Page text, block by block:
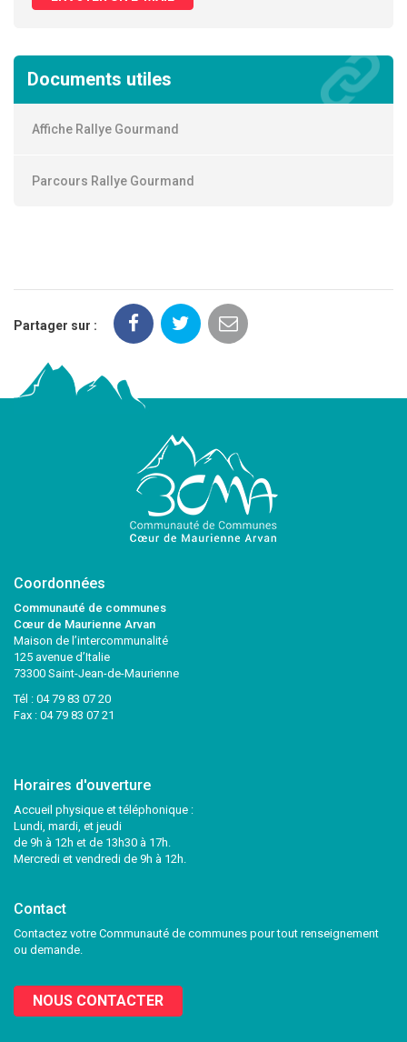
Documents utiles
Affiche Rallye Gourmand
Parcours Rallye Gourmand
Partager sur :
Coordonnées
Communauté de communes
Cœur de Maurienne Arvan
Maison de l’intercommunalité
125 avenue d’Italie
73300 Saint-Jean-de-Maurienne
Tél : 04 79 83 07 20
Fax : 04 79 83 07 21
Horaires d'ouverture
Accueil physique et téléphonique :
Lundi, mardi, et jeudi
de 9h à 12h et de 13h30 à 17h.
Mercredi et vendredi de 9h à 12h.
Contact
Contactez votre Communauté de communes pour tout renseignement
ou demande.
NOUS CONTACTER